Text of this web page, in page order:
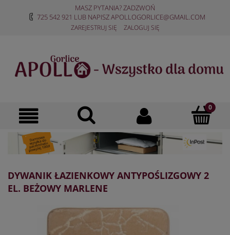
MASZ PYTANIA? ZADZWOŃ
725 542 921 LUB NAPISZAPOLLOGORLICE@GMAIL.COM
ZAREJESTRUJ SIĘ ZALOGUJ SIĘ
DYWANIK ŁAZIENKOWY ANTYPOŚLIZGOWY 2
EL. BEŻOWY MARLENE